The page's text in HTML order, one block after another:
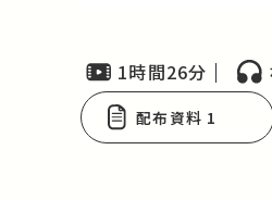
1時間26分
配布資料 1